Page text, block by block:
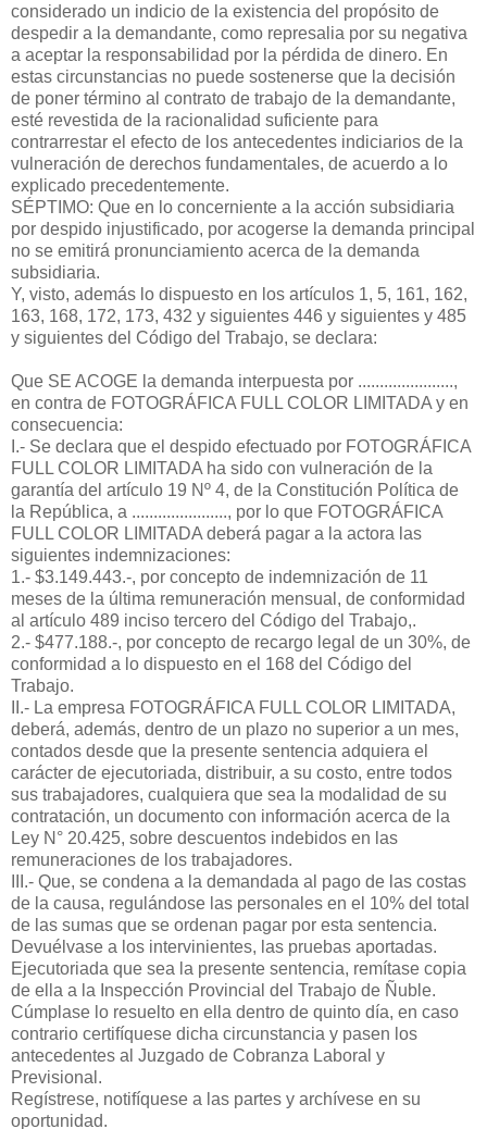
considerado un indicio de la existencia del propósito de
despedir a la demandante, como represalia por su negativa
a aceptar la responsabilidad por la pérdida de dinero. En
estas circunstancias no puede sostenerse que la decisión
de poner término al contrato de trabajo de la demandante,
esté revestida de la racionalidad suficiente para
contrarrestar el efecto de los antecedentes indiciarios de la
vulneración de derechos fundamentales, de acuerdo a lo
explicado precedentemente.
SÉPTIMO: Que en lo concerniente a la acción subsidiaria
por despido injustificado, por acogerse la demanda principal
no se emitirá pronunciamiento acerca de la demanda
subsidiaria.
Y, visto, además lo dispuesto en los artículos 1, 5, 161, 162,
163, 168, 172, 173, 432 y siguientes 446 y siguientes y 485
y siguientes del Código del Trabajo, se declara:
Que SE ACOGE la demanda interpuesta por ......................,
en contra de FOTOGRÁFICA FULL COLOR LIMITADA y en
consecuencia:
I.- Se declara que el despido efectuado por FOTOGRÁFICA
FULL COLOR LIMITADA ha sido con vulneración de la
garantía del artículo 19 Nº 4, de la Constitución Política de
la República, a ......................, por lo que FOTOGRÁFICA
FULL COLOR LIMITADA deberá pagar a la actora las
siguientes indemnizaciones:
1.- $3.149.443.-, por concepto de indemnización de 11
meses de la última remuneración mensual, de conformidad
al artículo 489 inciso tercero del Código del Trabajo,.
2.- $477.188.-, por concepto de recargo legal de un 30%, de
conformidad a lo dispuesto en el 168 del Código del
Trabajo.
II.- La empresa FOTOGRÁFICA FULL COLOR LIMITADA,
deberá, además, dentro de un plazo no superior a un mes,
contados desde que la presente sentencia adquiera el
carácter de ejecutoriada, distribuir, a su costo, entre todos
sus trabajadores, cualquiera que sea la modalidad de su
contratación, un documento con información acerca de la
Ley N° 20.425, sobre descuentos indebidos en las
remuneraciones de los trabajadores.
III.- Que, se condena a la demandada al pago de las costas
de la causa, regulándose las personales en el 10% del total
de las sumas que se ordenan pagar por esta sentencia.
Devuélvase a los intervinientes, las pruebas aportadas.
Ejecutoriada que sea la presente sentencia, remítase copia
de ella a la Inspección Provincial del Trabajo de Ñuble.
Cúmplase lo resuelto en ella dentro de quinto día, en caso
contrario certifíquese dicha circunstancia y pasen los
antecedentes al Juzgado de Cobranza Laboral y
Previsional.
Regístrese, notifíquese a las partes y archívese en su
oportunidad.